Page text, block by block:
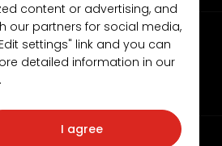
content or advertising, and
our partners for social media,
settings" link and you can
detailed information in our
I agree